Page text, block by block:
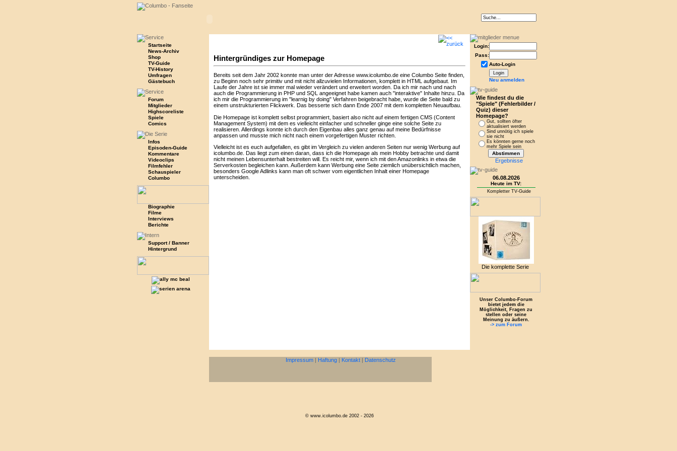
Startseite
News-Archiv
Shop
TV-Guide
TV-History
Umfragen
Gästebuch
Forum
Mitglieder
Highscoreliste
Spiele
Comics
Infos
Episoden-Guide
Kommentare
Videoclips
Filmfehler
Schauspieler
Columbo
Biographie
Filme
Interviews
Berichte
Support / Banner
Hintergrund
Login:
Pass:
Auto-Login
Neu anmelden
Wie findest du die
"Spiele" (Fehlerbilder /
Quiz) dieser
Homepage?
Gut, sollten öfter
aktualisiert werden
Sind unnötig ich spiele
sie nicht
Es könnten gerne noch
mehr Spiele sein
Ergebnisse
06.08.2026
Heute im TV:
Kompletter TV-Guide
Die komplette Serie
Unser Columbo-Forum
bietet jedem die
Möglichkeit, Fragen zu
stellen oder seine
Meinung zu äußern.
-> zum Forum
Hintergründiges zur Homepage
Bereits seit dem Jahr 2002 konnte man unter der Adresse www.icolumbo.de eine Columbo Seite finden,
zu Beginn noch sehr primitiv und mit nicht allzuvielen Informationen, komplett in HTML aufgebaut. Im
Laufe der Jahre ist sie immer mal wieder verändert und erweitert worden. Da ich mir nach und nach
auch die Programmierung in PHP und SQL angeeignet habe kamen auch "interaktive" Inhalte hinzu. Da
ich mir die Programmierung im "learnig by doing" Verfahren beigebracht habe, wurde die Seite bald zu
einem unstrukturierten Flickwerk. Das besserte sich dann Ende 2007 mit dem kompletten Neuaufbau.
Die Homepage ist komplett selbst programmiert, basiert also nicht auf einem fertigen CMS (Content
Management System) mit dem es vielleicht einfacher und schneller ginge eine solche Seite zu
realisieren. Allerdings konnte ich durch den Eigenbau alles ganz genau auf meine Bedürfnisse
anpassen und musste mich nicht nach einem vorgefertigen Muster richten.
Vielleicht ist es euch aufgefallen, es gibt im Vergleich zu vielen anderen Seiten nur wenig Werbung auf
icolumbo.de. Das liegt zum einen daran, dass ich die Homepage als mein Hobby betrachte und damit
nicht meinen Lebensunterhalt bestreiten will. Es reicht mir, wenn ich mit den Amazonlinks in etwa die
Serverkosten begleichen kann. Außerdem kann Werbung eine Seite ziemlich unübersichtlich machen,
besonders Google Adlinks kann man oft schwer vom eigentlichen Inhalt einer Homepage
unterscheiden.
Impressum | Haftung | Kontakt | Datenschutz
© www.icolumbo.de 2002 - 2026